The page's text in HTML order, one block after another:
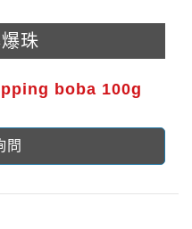
珠
boba 100g
問